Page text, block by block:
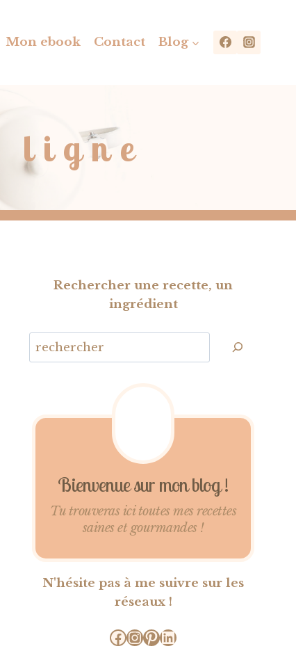
Mon ebook Contact Blog
ligne
Rechercher une recette, un
ingrédient
Bienvenue sur mon blog !
Tu trouveras ici toutes mes recettes
saines et gourmandes !
N'hésite pas à me suivre sur les
réseaux !
Facebook
Instagram
Pinterest
LinkedIn